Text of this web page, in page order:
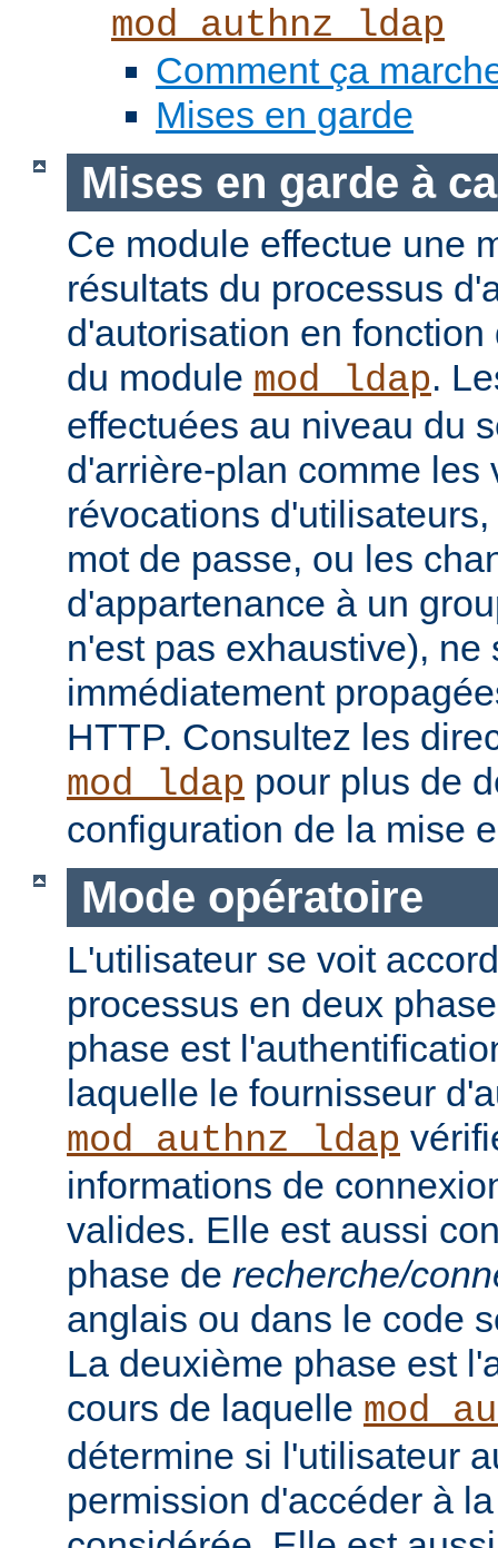
mod_authnz_ldap
Comment ça
Mises en garde
Mises en garde à
Ce module effectue une
résultats du processus
d'autorisation en
du module mod_ldap.
effectuées au niveau du
d'arrière-plan comme les
révocations
mot de passe, ou les
d'appartenance à un
n'est pas exhaustive), ne
immédiatement
HTTP. Consultez les
mod_ldap pour plus de
configuration de la mise
Mode opératoire
L'utilisateur se voit
processus en deux
phase est
laquelle le fournisseur
mod_authnz_ldap
informations de
valides. Elle est aussi
phase de recherche/
anglais ou dans le code
La deuxième phase est
cours de laquelle
détermine si l'utilisateur
permission d'accéder à